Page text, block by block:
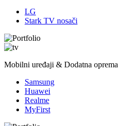
LG
Stark TV nosači
Mobilni uređaji & Dodatna oprema
Samsung
Huawei
Realme
MyFirst